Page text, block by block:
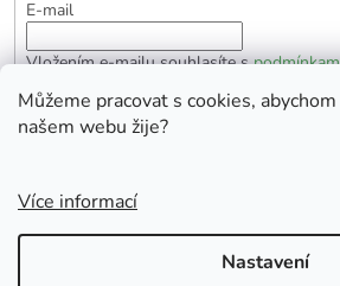
Můžeme pracovat s cookies,
našem webu žije?
Více informací
Nastavení
E-mail
Vložením e-mailu souhlasíte s
PŘIHLÁSIT SE